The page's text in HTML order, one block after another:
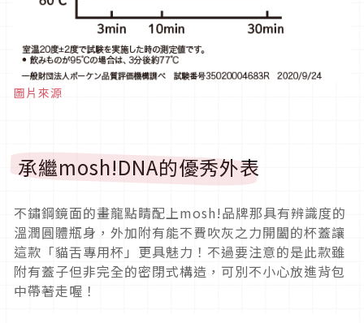
圖片來源
承繼mosh!DNA的優秀外表
不鏽鋼鏡面的畫龍點睛配上mosh!品牌那具有辨識度的
溫潤圓體瓶身，外加附有能不費吹灰之力開闔的杯蓋讓
這款「貓舌專用杯」更具魅力！不過要注意的是此款雖
附有蓋子但非完全的密閉式構造，可別不小心放進背包
中帶著走喔！